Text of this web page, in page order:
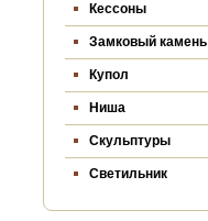
Кессоны
Замковый камень
Купол
Ниша
Скульптуры
Светильник